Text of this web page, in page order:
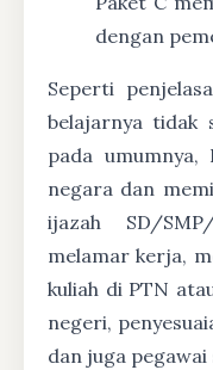
dengan
Seperti
belajarnya tidak
pada
negara dan
ijazah SD/
melamar kerja,
kuliah di PTN
negeri,
dan juga pegawai